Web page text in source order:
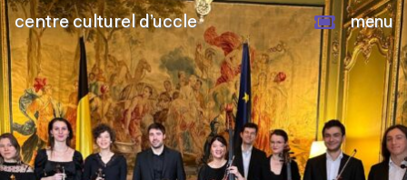
centre culturel d’uccle menu